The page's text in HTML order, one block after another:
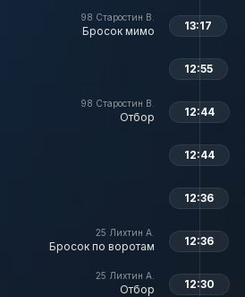
98 Старостин В.
Бросок мимо 13:17
12:55
98 Старостин В.
Отбор 12:44
12:44
12:36
25 Лихтин А.
Бросок по воротам 12:36
25 Лихтин А.
Отбор 12:30